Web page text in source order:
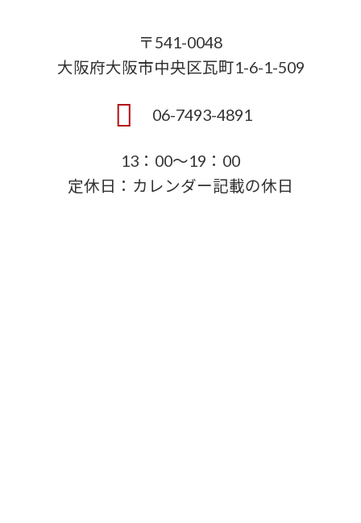
〒541-0048
大阪府大阪市中央区瓦町1-6-1-509
06-7493-4891
13：00～19：00
定休日：カレンダー記載の休日